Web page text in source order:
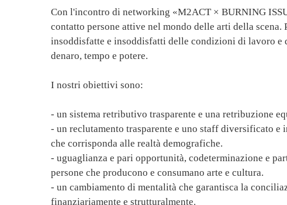
Con l'incontro di networking «M2ACT × BURNING
contatto persone attive nel mondo delle arti della scena.
insoddisfatte e insoddisfatti delle condizioni di lavoro
denaro, tempo e potere.
I nostri obiettivi sono:
- un sistema retributivo trasparente e una retribuzione
- un reclutamento trasparente e uno staff diversificato
che corrisponda alle realtà demografiche.
- uguaglianza e pari opportunità, codeterminazione e
persone che producono e consumano arte e cultura.
- un cambiamento di mentalità che garantisca la
finanziariamente e strutturalmente.